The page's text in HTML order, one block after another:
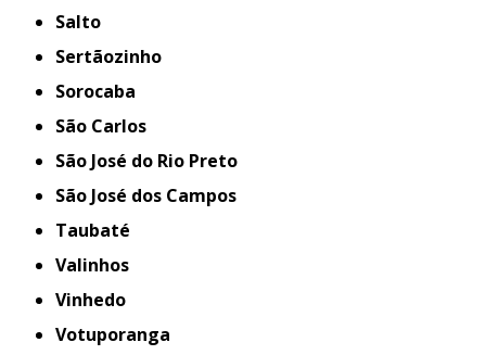
Salto
Sertãozinho
Sorocaba
São Carlos
São José do Rio Preto
São José dos Campos
Taubaté
Valinhos
Vinhedo
Votuporanga